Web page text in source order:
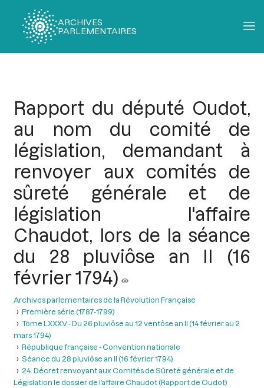
ARCHIVES
PARLEMENTAIRES
Rapport du député Oudot,
au nom du comité de
législation, demandant à
renvoyer aux comités de
sûreté générale et de
législation l'affaire
Chaudot, lors de la séance
du 28 pluviôse an II (16
février 1794)
Archives parlementaires de la Révolution Française
Première série (1787-1799)
Tome LXXXV - Du 26 pluviôse au 12 ventôse an II (14 février au 2
mars 1794)
République française - Convention nationale
Séance du 28 pluviôse an II (16 février 1794)
24. Décret renvoyant aux Comités de Sûreté générale et de
Législation le dossier de l’affaire Chaudot (Rapport de Oudot)